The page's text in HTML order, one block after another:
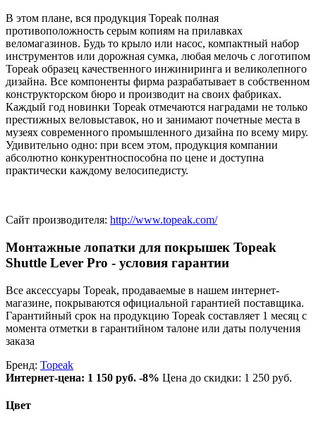
В этом плане, вся продукция Topeak полная
противоположность серым копиям на прилавках
веломагазинов. Будь то крыло или насос, компактный набор
инструментов или дорожная сумка, любая мелочь с логотипом
Topeak образец качественного инжиниринга и великолепного
дизайна. Все компоненты фирма разрабатывает в собственном
конструкторском бюро и производит на своих фабриках.
Каждый год новинки Topeak отмечаются наградами не только
престижных веловыставок, но и занимают почетные места в
музеях современного промышленного дизайна по всему миру.
Удивительно одно: при всем этом, продукция компании
абсолютно конкурентноспособна по цене и доступна
практически каждому велосипедисту.
Сайт производителя: http://www.topeak.com/
Монтажные лопатки для покрышек Topeak
Shuttle Lever Pro - условия гарантии
Все аксессуары Topeak, продаваемые в нашем интернет-
магазине, покрываются официальной гарантией поставщика.
Гарантийный срок на продукцию Topeak составляет 1 месяц с
момента отметки в гарантийном талоне или даты получения
заказа
Бренд: Topeak
Интернет-цена: 1 150 руб. -8% Цена до скидки: 1 250 руб.
Цвет